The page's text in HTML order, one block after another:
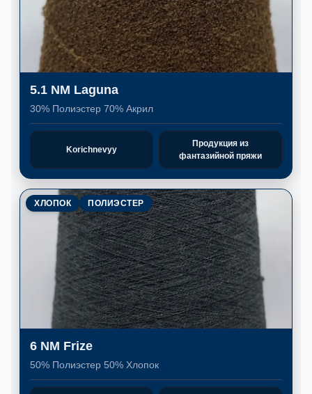
5.1 NM Laguna
30% Полиэстер 70% Акрил
Korichnevyy
Продукция из
фантазийной пряжи
ХЛОПОК ПОЛИЭСТЕР
6 NM Frize
50% Полиэстер 50% Хлопок